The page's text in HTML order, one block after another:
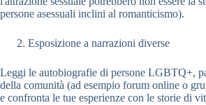
persone asessuali inclini al romanticismo).
Esposizione a narrazioni diverse
Leggi le autobiografie di persone LGBTQ+,
della comunità (ad esempio forum online o
e confronta le tue esperienze con le storie di